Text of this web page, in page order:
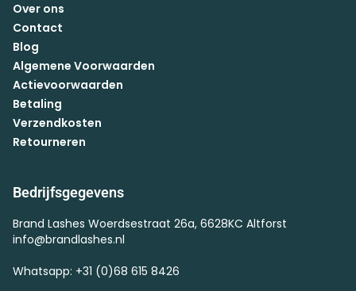
Over ons
Contact
Blog
Algemene Voorwaarden
Actievoorwaarden
Betaling
Verzendkosten
Retourneren
Bedrijfsgegevens
Brand Lashes Woerdsestraat 26a, 6628KC Altforst
info@brandlashes.nl
Whatsapp: +31 (0)68 615 8426